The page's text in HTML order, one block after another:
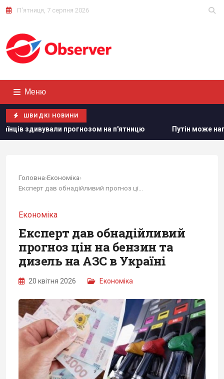
П'ятниця, 7 серпня 2026
Меню
ШВИДКІ НОВИНИ
прогнозом на п'ятницю Путін може напасти на НАТО вже
Головна›Економіка›
Економіка
Експерт дав обнадійливий
прогноз цін на бензин та
дизель на АЗС в Україні
20 квітня 2026 Економіка